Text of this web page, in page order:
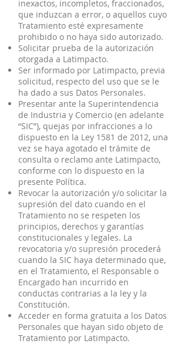
inexactos, incompletos, fraccionados,
que induzcan a error, o aquellos cuyo
Tratamiento esté expresamente
prohibido o no haya sido autorizado.
Solicitar prueba de la autorización
otorgada a Latimpacto.
Ser informado por Latimpacto, previa
solicitud, respecto del uso que se le
ha dado a sus Datos Personales.
Presentar ante la Superintendencia
de Industria y Comercio (en adelante
“SIC”), quejas por infracciones a lo
dispuesto en la Ley 1581 de 2012, una
vez se haya agotado el trámite de
consulta o reclamo ante Latimpacto,
conforme con lo dispuesto en la
presente Política.
Revocar la autorización y/o solicitar la
supresión del dato cuando en el
Tratamiento no se respeten los
principios, derechos y garantías
constitucionales y legales. La
revocatoria y/o supresión procederá
cuando la SIC haya determinado que,
en el Tratamiento, el Responsable o
Encargado han incurrido en
conductas contrarias a la ley y la
Constitución.
Acceder en forma gratuita a los Datos
Personales que hayan sido objeto de
Tratamiento por Latimpacto.